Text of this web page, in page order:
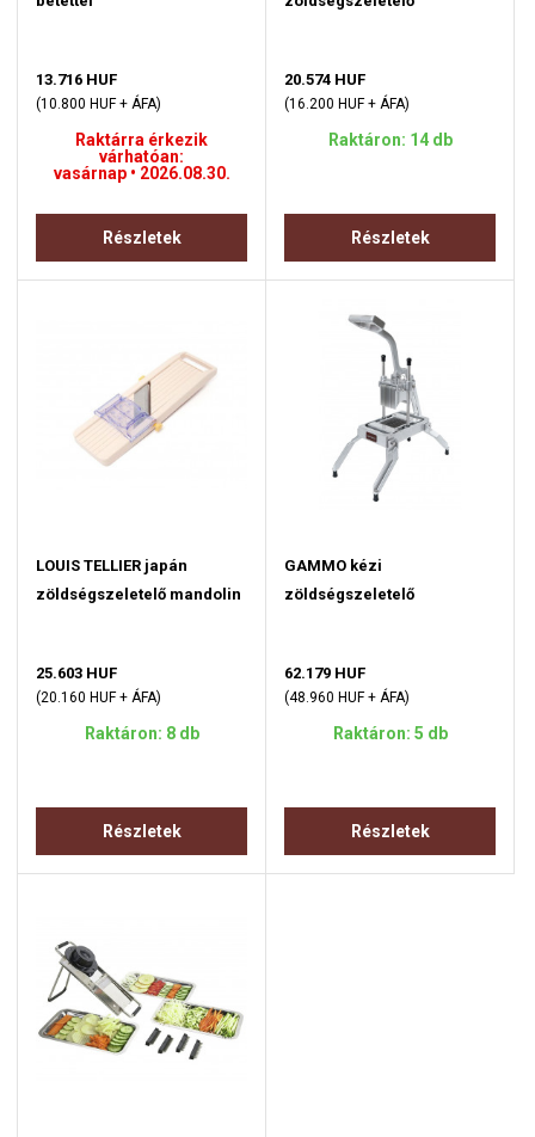
13.716 HUF
(10.800 HUF + ÁFA)
Raktárra érkezik
várhatóan:
vasárnap • 2026.08.30.
Részletek
20.574 HUF
(16.200 HUF + ÁFA)
Raktáron: 14 db
Részletek
LOUIS TELLIER japán
zöldségszeletelő mandolin
25.603 HUF
(20.160 HUF + ÁFA)
Raktáron: 8 db
Részletek
GAMMO kézi
zöldségszeletelő
62.179 HUF
(48.960 HUF + ÁFA)
Raktáron: 5 db
Részletek